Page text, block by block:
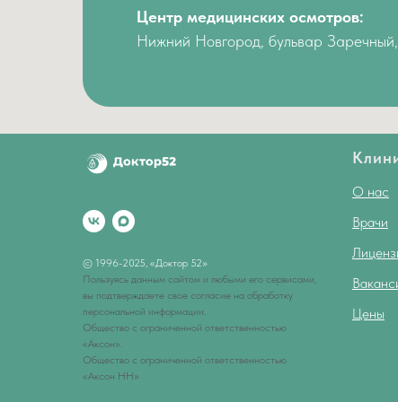
Центр медицинских осмотров:
Нижний Новгород, бульвар Заречный,
© 1996-2025, «Доктор 52»
Пользуясь данным сайтом и любыми его сервисами,
вы подтверждаете свое согласие на обработку
персональной информации.
Общество с ограниченной ответственностью
«Аксон».
Общество с ограниченной ответственностью
«Аксон НН»
О нас
Врачи
Цены